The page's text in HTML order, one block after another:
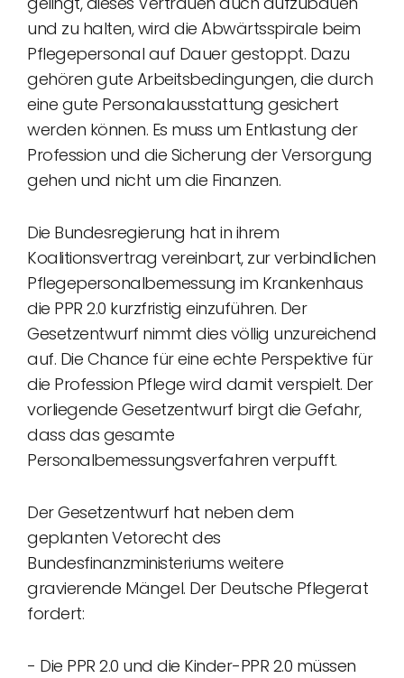
und zu halten, wird die Abwärtsspirale beim
Pflegepersonal auf Dauer gestoppt. Dazu
gehören gute Arbeitsbedingungen, die durch
eine gute Personalausstattung gesichert
werden können. Es muss um Entlastung der
Profession und die Sicherung der Versorgung
gehen und nicht um die Finanzen.
Die Bundesregierung hat in ihrem
Koalitionsvertrag vereinbart, zur verbindlichen
Pflegepersonalbemessung im Krankenhaus
die PPR 2.0 kurzfristig einzuführen. Der
Gesetzentwurf nimmt dies völlig unzureichend
auf. Die Chance für eine echte Perspektive für
die Profession Pflege wird damit verspielt. Der
vorliegende Gesetzentwurf birgt die Gefahr,
dass das gesamte
Personalbemessungsverfahren verpufft.
Der Gesetzentwurf hat neben dem
geplanten Vetorecht des
Bundesfinanzministeriums weitere
gravierende Mängel. Der Deutsche Pflegerat
fordert:
- Die PPR 2.0 und die Kinder-PPR 2.0 müssen